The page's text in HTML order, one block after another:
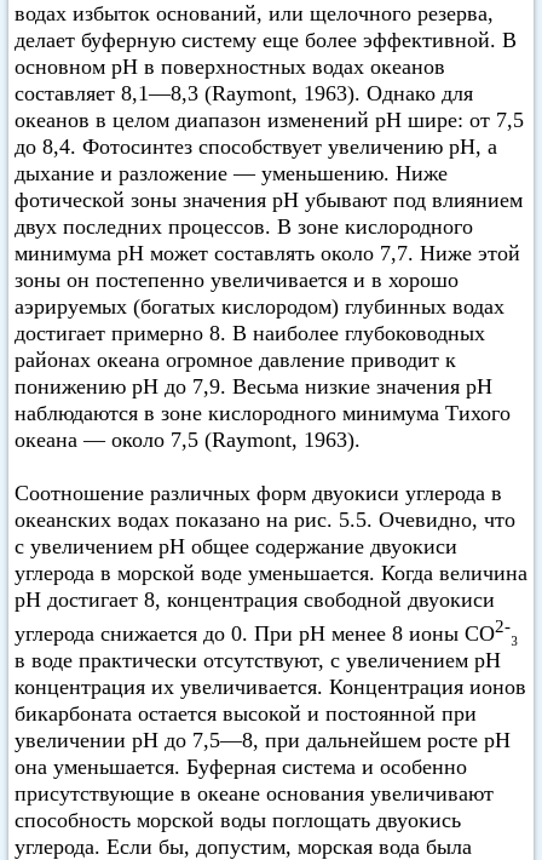
водах избыток оснований, или щелочного резерва,
делает буферную систему еще более эффективной. В
основном pH в поверхностных водах океанов
составляет 8,1—8,3 (Raymont, 1963). Однако для
океанов в целом диапазон изменений pH шире: от 7,5
до 8,4. Фотосинтез способствует увеличению pH, а
дыхание и разложение — уменьшению. Ниже
фотической зоны значения pH убывают под влиянием
двух последних процессов. В зоне кислородного
минимума pH может составлять около 7,7. Ниже этой
зоны он постепенно увеличивается и в хорошо
аэрируемых (богатых кислородом) глубинных водах
достигает примерно 8. В наиболее глубоководных
районах океана огромное давление приводит к
понижению pH до 7,9. Весьма низкие значения pH
наблюдаются в зоне кислородного минимума Тихого
океана — около 7,5 (Raymont, 1963).
Соотношение различных форм двуокиси углерода в
океанских водах показано на рис. 5.5. Очевидно, что
с увеличением pH общее содержание двуокиси
углерода в морской воде уменьшается. Когда величина
pH достигает 8, концентрация свободной двуокиси
углерода снижается до 0. При pH менее 8 ионы СО2-₃
в воде практически отсутствуют, с увеличением pH
концентрация их увеличивается. Концентрация ионов
бикарбоната остается высокой и постоянной при
увеличении pH до 7,5—8, при дальнейшем росте pH
она уменьшается. Буферная система и особенно
присутствующие в океане основания увеличивают
способность морской воды поглощать двуокись
углерода. Если бы, допустим, морская вода была